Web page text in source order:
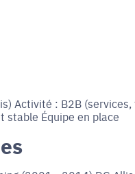
Activité : B2B (services,
stable Équipe en place